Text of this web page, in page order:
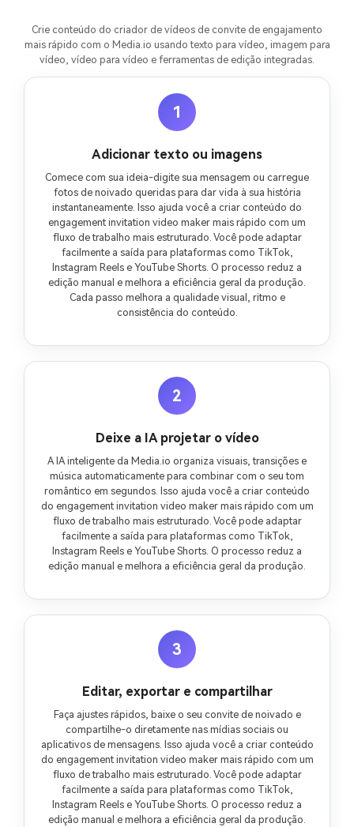
Crie conteúdo do criador de vídeos de convite de engajamento
mais rápido com o Media.io usando texto para vídeo, imagem para
vídeo, vídeo para vídeo e ferramentas de edição integradas.
1
Adicionar texto ou imagens
Comece com sua ideia-digite sua mensagem ou carregue
fotos de noivado queridas para dar vida à sua história
instantaneamente. Isso ajuda você a criar conteúdo do
engagement invitation video maker mais rápido com um
fluxo de trabalho mais estruturado. Você pode adaptar
facilmente a saída para plataformas como TikTok,
Instagram Reels e YouTube Shorts. O processo reduz a
edição manual e melhora a eficiência geral da produção.
Cada passo melhora a qualidade visual, ritmo e
consistência do conteúdo.
2
Deixe a IA projetar o vídeo
A IA inteligente da Media.io organiza visuais, transições e
música automaticamente para combinar com o seu tom
romântico em segundos. Isso ajuda você a criar conteúdo
do engagement invitation video maker mais rápido com um
fluxo de trabalho mais estruturado. Você pode adaptar
facilmente a saída para plataformas como TikTok,
Instagram Reels e YouTube Shorts. O processo reduz a
edição manual e melhora a eficiência geral da produção.
3
Editar, exportar e compartilhar
Faça ajustes rápidos, baixe o seu convite de noivado e
compartilhe-o diretamente nas mídias sociais ou
aplicativos de mensagens. Isso ajuda você a criar conteúdo
do engagement invitation video maker mais rápido com um
fluxo de trabalho mais estruturado. Você pode adaptar
facilmente a saída para plataformas como TikTok,
Instagram Reels e YouTube Shorts. O processo reduz a
edição manual e melhora a eficiência geral da produção.